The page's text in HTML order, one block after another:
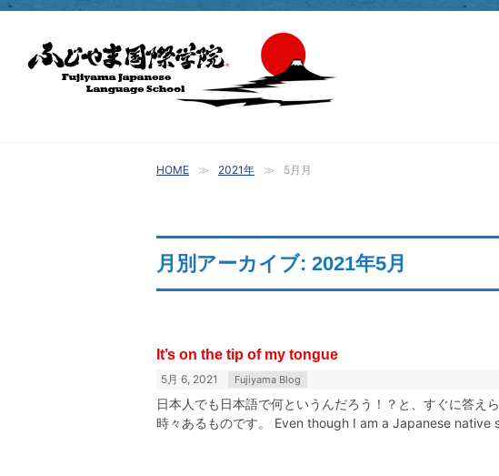
HOME 2021年 5月月
月別アーカイブ: 2021年5月
It’s on the tip of my tongue
5月 6, 2021 Fujiyama Blog
日本人でも日本語で何というんだろう！？と、すぐに答え
時々あるものです。 Even though I am a Japanese